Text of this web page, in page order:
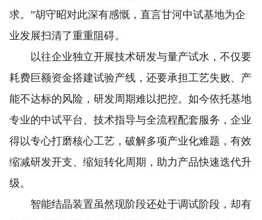
求。”胡守昭对此深有感慨，直言甘河中试基地为企
业发展扫清了重重阻碍。
以往企业独立开展技术研发与量产试水，不仅要
耗费巨额资金搭建试验产线，还要承担工艺失败、产
能不达标的风险，研发周期难以把控。如今依托基地
专业的中试平台、技术指导与全流程配套服务，企业
得以专心打磨核心工艺，破解多项产业化难题，有效
缩减研发开支、缩短转化周期，助力产品快速迭代升
级。
智能结晶装置虽然现阶段还处于调试阶段，却有